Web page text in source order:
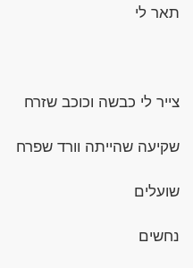
תאר לי
צייר לי כבשה וכוכב שזרח
שקיעה שהייתה וורד שפרח
שועלים
נחשים